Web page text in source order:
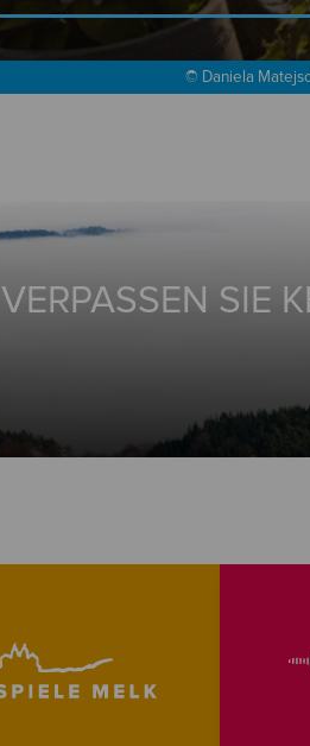
© Daniela
VERPASSEN SIE